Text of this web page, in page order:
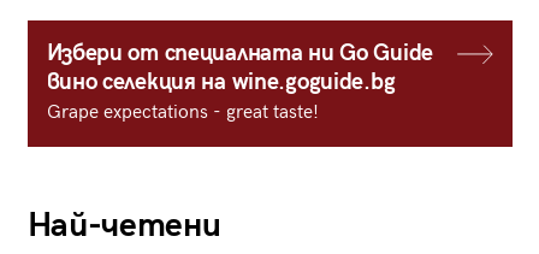
Избери от специалната ни Go Guide
вино селекция на wine.goguide.bg
Grape expectations - great taste!
Най-четени